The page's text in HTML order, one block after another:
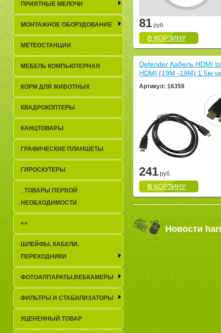
81 руб.
В КОРЗИНУ
Defender Кабель HDMI to
HDMI (19M -19M) 1.5м
Артикул: 16359
241 руб.
В КОРЗИНУ
Новости
ПРИЯТНЫЕ МЕЛОЧИ
МОНТАЖНОЕ ОБОРУДОВАНИЕ
МЕТЕОСТАНЦИИ
МЕБЕЛЬ КОМПЬЮТЕРНАЯ
КОРМ ДЛЯ ЖИВОТНЫХ
КВАДРОКОПТЕРЫ
КАНЦТОВАРЫ
ГРАФИЧЕСКИЕ ПЛАНШЕТЫ
ГИРОСКУТЕРЫ
_TОВАРЫ ПЕРВОЙ
НЕОБХОДИМОСТИ
<>
ШЛЕЙФЫ, КАБЕЛИ,
ПЕРЕХОДНИКИ
ФОТОАППАРАТЫ,ВЕБКАМЕРЫ
ФИЛЬТРЫ И СТАБИЛИЗАТОРЫ
УЦЕНЕННЫЙ ТОВАР